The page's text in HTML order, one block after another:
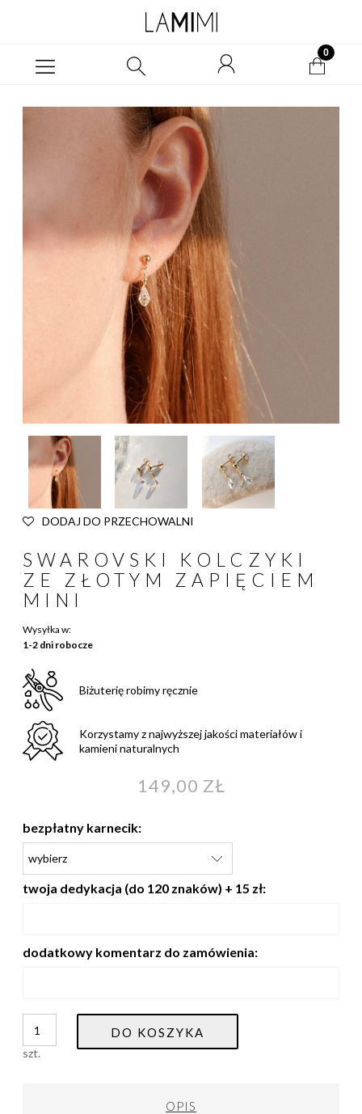
DODAJ DO PRZECHOWALNI
SWAROVSKI KOLCZYKI
ZE ZŁOTYM ZAPIĘCIEM
MINI
Wysyłka w:
1-2 dni robocze
Biżuterię robimy ręcznie
Korzystamy z najwyższej jakości materiałów i
kamieni naturalnych
149,00 ZŁ
bezpłatny karnecik:
twoja dedykacja (do 120 znaków) + 15 zł:
dodatkowy komentarz do zamówienia:
szt.
DO KOSZYKA
OPIS